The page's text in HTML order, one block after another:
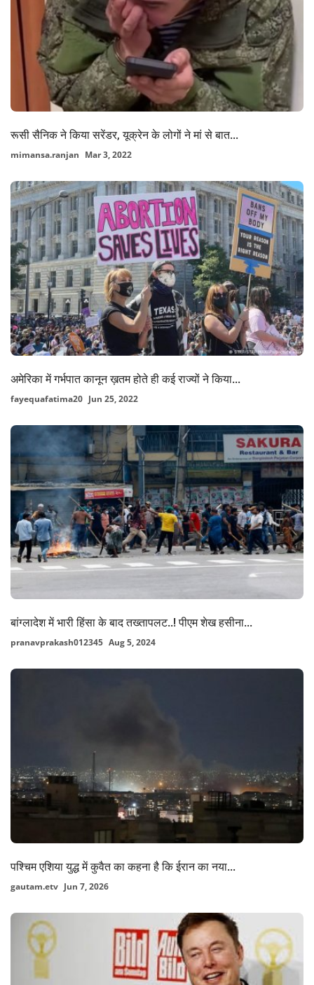
रूसी सैनिक ने किया सरेंडर, यूक्रेन के लोगों ने मां से बात...
mimansa.ranjan Mar 3, 2022
अमेरिका में गर्भपात कानून ख़तम होते ही कई राज्यों ने किया...
fayequafatima20 Jun 25, 2022
बांग्लादेश में भारी हिंसा के बाद तख्तापलट..! पीएम शेख हसीना...
pranavprakash012345 Aug 5, 2024
पश्चिम एशिया युद्ध में कुवैत का कहना है कि ईरान का नया...
gautam.etv Jun 7, 2026